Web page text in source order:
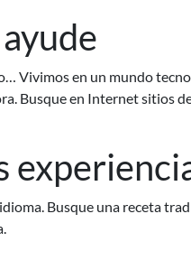
Vivimos en un mundo
Busque en Internetsitios
Busque una receta